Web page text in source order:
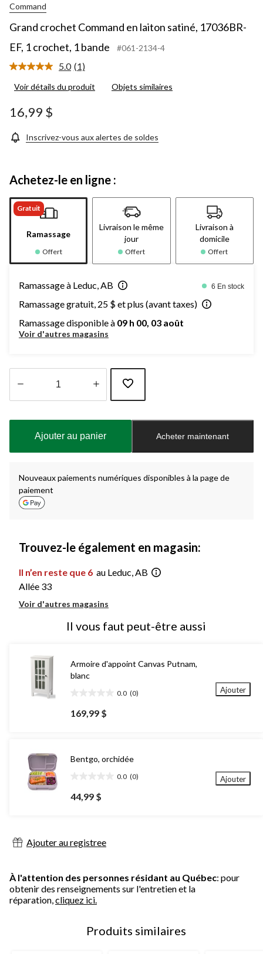
Command
Grand crochet Command en laiton satiné, 17036BR-
EF, 1 crochet, 1 bande
#061-2134-4
5.0 Lire
commentaire.
page.
(1)
Voir détails du produit Objets similaires
16,99 $
Inscrivez-vous aux alertes de soldes
Achetez-le en ligne :
Gratuit
Ramassage
Offert
Livraison le même
jour
Offert
Livraison à
domicile
Offert
Ramassage à Leduc, AB 6 En stock
Ramassage gratuit, 25 $ et plus (avant taxes)
Ramassage disponible à 09 h 00, 03 août
Voir d'autres magasins
à
Ajouter au panier Acheter maintenant
Nouveaux paiements numériques disponibles à la page de
paiement
Trouvez-le également en magasin:
Il n’en reste que 6 au Leduc, AB
Allée 33
Voir d'autres magasins
Il vous faut peut-être aussi
Armoire d'appoint Canvas Putnam,
blanc
0.0 (0)
étoile(s)
sur
169,99 $
Ajouter
Bentgo, orchidée
0.0 (0)
étoile(s)
sur
44,99 $
Ajouter
Ajouter au registree
À l'attention des personnes résidant au Québec: pour
obtenir des renseignements sur l'entretien et la
réparation,cliquez ici.
Produits similaires